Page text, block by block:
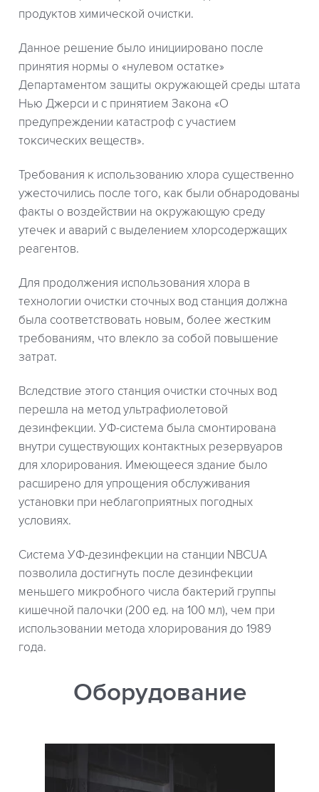
продуктов химической очистки.
Данное решение было инициировано после
принятия нормы о «нулевом остатке»
Департаментом защиты окружающей среды штата
Нью Джерси и с принятием Закона «О
предупреждении катастроф с участием
токсических веществ».
Требования к использованию хлора существенно
ужесточились после того, как были обнародованы
факты о воздействии на окружающую среду
утечек и аварий с выделением хлорсодержащих
реагентов.
Для продолжения использования хлора в
технологии очистки сточных вод станция должна
была соответствовать новым, более жестким
требованиям, что влекло за собой повышение
затрат.
Вследствие этого станция очистки сточных вод
перешла на метод ультрафиолетовой
дезинфекции. УФ-система была смонтирована
внутри существующих контактных резервуаров
для хлорирования. Имеющееся здание было
расширено для упрощения обслуживания
установки при неблагоприятных погодных
условиях.
Система УФ-дезинфекции на станции NBCUA
позволила достигнуть после дезинфекции
меньшего микробного числа бактерий группы
кишечной палочки (200 ед. на 100 мл), чем при
использовании метода хлорирования до 1989
года.
Оборудование